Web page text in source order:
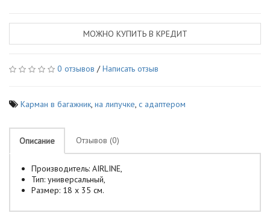
МОЖНО КУПИТЬ В КРЕДИТ
0 отзывов /Написать отзыв
Карман в багажник, на липучке, с адаптером
Описание Отзывов (0)
Производитель: AIRLINE,
Тип: универсальный,
Размер: 18 x 35 см.